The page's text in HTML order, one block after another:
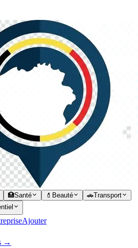
🏥Santé 💄 Beauté 🚗Transport
Ajouter
→